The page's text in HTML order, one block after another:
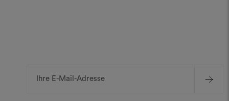
Mail-